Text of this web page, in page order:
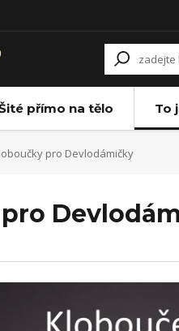
přímo na tělo To
pro Devlodámičky